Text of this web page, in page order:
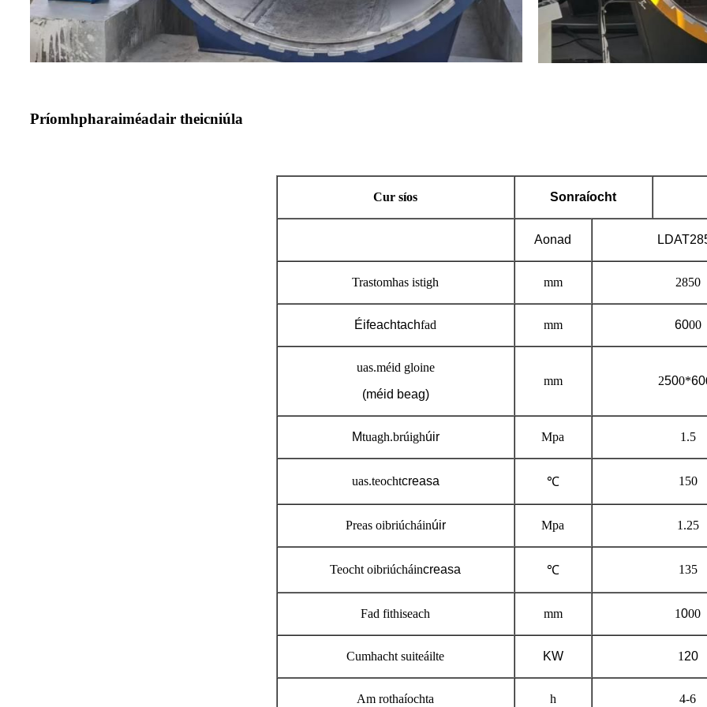
Príomhpharaiméadair theicniúla
Cur síos Sonraíocht
Aonad LDAT28
Trastomhas istigh mm 2850
Éifeachtachfad mm 6000
uas.méid gloine
(méid beag)
mm 2500*60
Mtuagh.brúighúir Mpa 1.5
uas.teochtcreasa ℃ 150
Preas oibriúcháinúir Mpa 1.25
Teocht oibriúcháincreasa ℃ 135
Fad fithiseach mm 1000
Cumhacht suiteáilte KW 1 20
Am rothaíochta h 4-6